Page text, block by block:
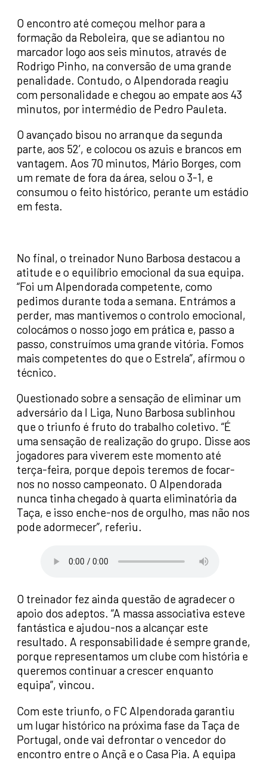
O encontro até começou melhor para a
formação da Reboleira, que se adiantou no
marcador logo aos seis minutos, através de
Rodrigo Pinho, na conversão de uma grande
penalidade. Contudo, o Alpendorada reagiu
com personalidade e chegou ao empate aos 43
minutos, por intermédio de Pedro Pauleta.
O avançado bisou no arranque da segunda
parte, aos 52’, e colocou os azuis e brancos em
vantagem. Aos 70 minutos, Mário Borges, com
um remate de fora da área, selou o 3-1, e
consumou o feito histórico, perante um estádio
em festa.
No final, o treinador Nuno Barbosa destacou a
atitude e o equilíbrio emocional da sua equipa.
“Foi um Alpendorada competente, como
pedimos durante toda a semana. Entrámos a
perder, mas mantivemos o controlo emocional,
colocámos o nosso jogo em prática e, passo a
passo, construímos uma grande vitória. Fomos
mais competentes do que o Estrela”, afirmou o
técnico.
Questionado sobre a sensação de eliminar um
adversário da I Liga, Nuno Barbosa sublinhou
que o triunfo é fruto do trabalho coletivo. “É
uma sensação de realização do grupo. Disse aos
jogadores para viverem este momento até
terça-feira, porque depois teremos de focar-
nos no nosso campeonato. O Alpendorada
nunca tinha chegado à quarta eliminatória da
Taça, e isso enche-nos de orgulho, mas não nos
pode adormecer”, referiu.
O treinador fez ainda questão de agradecer o
apoio dos adeptos. “A massa associativa esteve
fantástica e ajudou-nos a alcançar este
resultado. A responsabilidade é sempre grande,
porque representamos um clube com história e
queremos continuar a crescer enquanto
equipa”, vincou.
Com este triunfo, o FC Alpendorada garantiu
um lugar histórico na próxima fase da Taça de
Portugal, onde vai defrontar o vencedor do
encontro entre o Ançã e o Casa Pia. A equipa